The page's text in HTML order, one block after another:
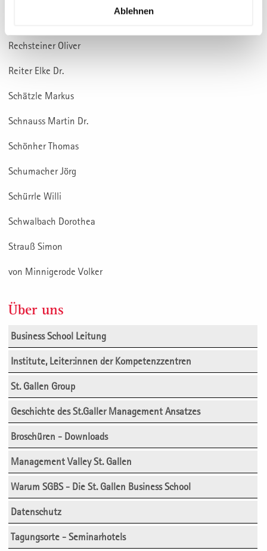
Ablehnen
Rechsteiner Oliver
Reiter Elke Dr.
Schätzle Markus
Schnauss Martin Dr.
Schönher Thomas
Schumacher Jörg
Schürrle Willi
Schwalbach Dorothea
Strauß Simon
von Minnigerode Volker
Über uns
Business School Leitung
Institute, Leiter:innen der Kompetenzzentren
St. Gallen Group
Geschichte des St.Galler Management Ansatzes
Broschüren - Downloads
Management Valley St. Gallen
Warum SGBS - Die St. Gallen Business School
Datenschutz
Tagungsorte - Seminarhotels